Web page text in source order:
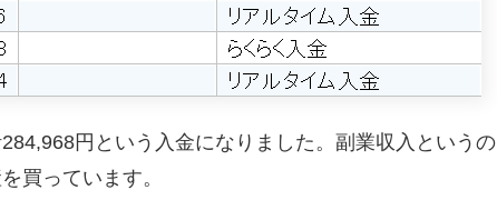
円という入金になりました。副業収入というの
買っています。